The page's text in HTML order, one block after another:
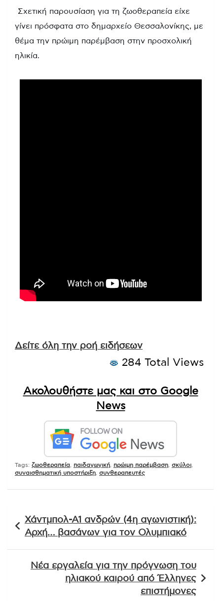
Σχετική παρουσίαση για τη ζωοθεραπεία είχε
γίνει πρόσφατα στο δημαρχείο Θεσσαλονίκης, με
θέμα την πρώιμη παρέμβαση στην προσχολική
ηλικία.
Δείτε όλη την ροή ειδήσεων
284 Total Views
Ακολουθήστε μας και στο Google
News
Tags: ζωοθεραπεία παιδαγωγική πρώιμη παρέμβαση σκύλοι
συναισθηματική υποστήριξη συνθεραπευτές
άρθρων
Χάντμπολ-Α1 ανδρών (4η αγωνιστική):
Αρχή… βασάνων για τον Ολυμπιακό
Νέα εργαλεία για την πρόγνωση του
ηλιακού καιρού από Έλληνες
επιστήμονες